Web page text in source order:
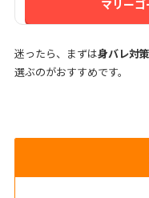
マリー
迷ったら、まずは身バレ対
選ぶのがおすすめです。